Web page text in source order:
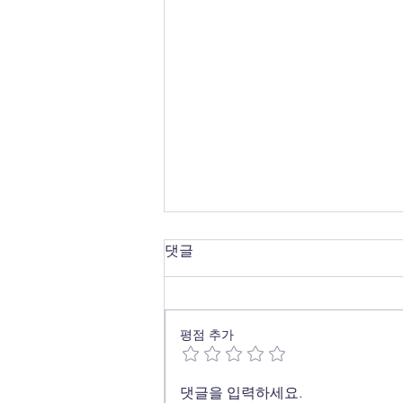
8월 첫째 주 갈렙선교회 소식
댓글
평점 추가
댓글을 입력하세요.